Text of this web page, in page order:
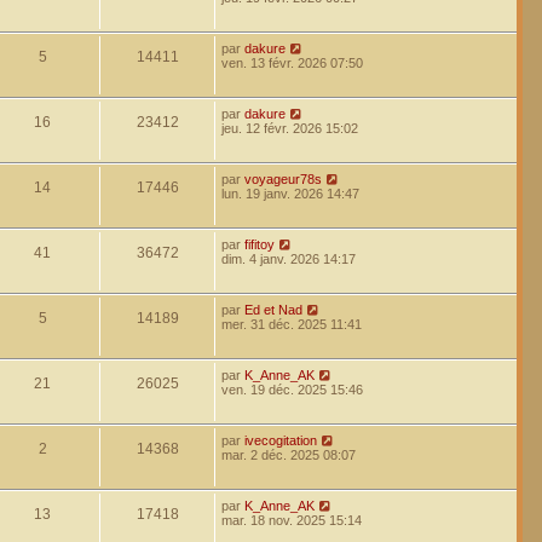
5 14411 par dakure
ven. 13 févr. 2026 07:50
16 23412 par dakure
jeu. 12 févr. 2026 15:02
14 17446 par voyageur78s
lun. 19 janv. 2026 14:47
41 36472 par fifitoy
dim. 4 janv. 2026 14:17
5 14189 par Ed et Nad
mer. 31 déc. 2025 11:41
21 26025 par K_Anne_AK
ven. 19 déc. 2025 15:46
2 14368 par ivecogitation
mar. 2 déc. 2025 08:07
13 17418 par K_Anne_AK
mar. 18 nov. 2025 15:14